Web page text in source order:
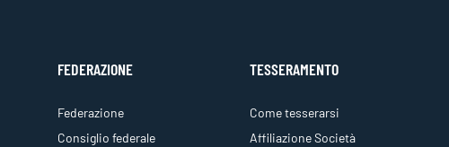
FEDERAZIONE
Federazione
Consiglio federale
TESSERAMENTO
Come tesserarsi
Affiliazione Società